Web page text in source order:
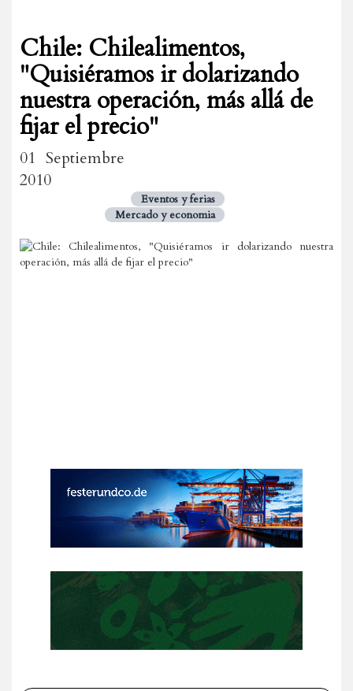
Chile: Chilealimentos,
"Quisiéramos ir dolarizando
nuestra operación, más allá de
fijar el precio"
01 Septiembre
2010
Eventos y ferias
Mercado y economia